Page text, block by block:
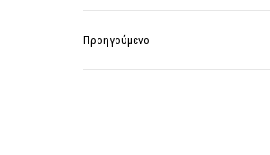
Προηγούμενο